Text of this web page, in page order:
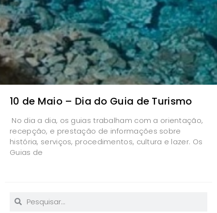
10 de Maio – Dia do Guia de Turismo
No dia a dia, os guias trabalham com a orientação,
recepção, e prestação de informações sobre
história, serviços, procedimentos, cultura e lazer. Os
Guias de